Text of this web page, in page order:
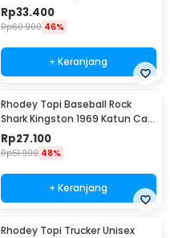
Rp33.400
Rp60.900 46%
+ Keranjang
Rhodey Topi Baseball Rock
Shark Kingston 1969 Katun Cap
- F206
Rp27.100
Rp51.900 48%
+ Keranjang
Rhodey Topi Trucker Unisex